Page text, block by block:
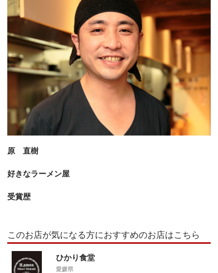
原 直樹
好きなラーメン屋
受賞歴
このお店が気になる方におすすめのお店はこちら
ひかり食堂
愛媛県